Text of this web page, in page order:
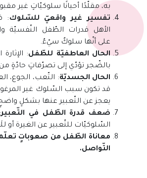
به، مقلّدًا أحيانًا سلوكيّاتٍ غير
تفسير غير واقعيّ للسّلوك:
الأهل قدرات الطّفل النّفسيّة
على أنّها سلوكٌ سيّءٌ.
الحال العاطفيّة للطّفل:
بالضّجر تؤدّي إلى تصرّفاتٍ حادّةٍ
الحال الجسديّة: التّعب، الجوع،
قد تكون سبب السّلوك غير
يعجز عن التّعبير عنها بشكلٍ
ضعف قدرة الطّفل في التّعبير
السّلوكيّات للتّعبير عن الغيرة أو
معاناة الطّفل من صعوباتٍ
التّواصل.